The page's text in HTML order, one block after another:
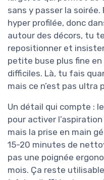
sans y passer la soirée.
hyper profilée, donc
autour des décors, tu
repositionner et
petite buse plus fine en
difficiles. Là, tu fais
mais ce n’est pas ultra
Un détail qui compte :
pour activer
mais la prise en main
15-20 minutes de
pas une poignée
mois. Ça reste